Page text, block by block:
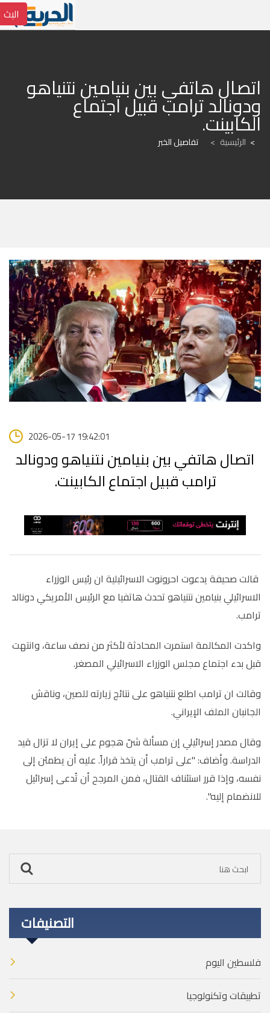
ودونالد ترامب قبيل اجتماع
الكابينت.
الرئيسية > تفاصيل الخبر
2026-05-17 19:42:01
اتصال هاتفي بين بنيامين نتنياهو ودونالد
ترامب قبيل اجتماع الكابينت.
قالت صحيفة يدعوت احرونوت الاسرائيلية ان رئيس الوزراء
الاسرائيلي بنيامين نتنياهو تحدث هاتفيا مع الرئيس الأمريكي دونالد
ترامب.
واكدت المكالمة استمرت المحادثة لأكثر من نصف ساعة، وانتهت
قبل بدء اجتماع مجلس الوزراء الاسرائيلي المصغر.
وقالت ان ترامب اطلع نتنياهو على نتائج زيارته للصين، وناقش
الجانبان الملف الإيراني.
وقال مصدر إسرائيلي إن مسألة شنّ هجوم على إيران لا تزال قيد
الدراسة. وأضاف: "على ترامب أن يتخذ قراراً. عليه أن يطمئن إلى
نفسه، وإذا قرر استئناف القتال، فمن المرجح أن تُدعى إسرائيل
للانضمام إليه".
التصنيفات
فلسطين اليوم
تطبيقات وتكنولوجيا